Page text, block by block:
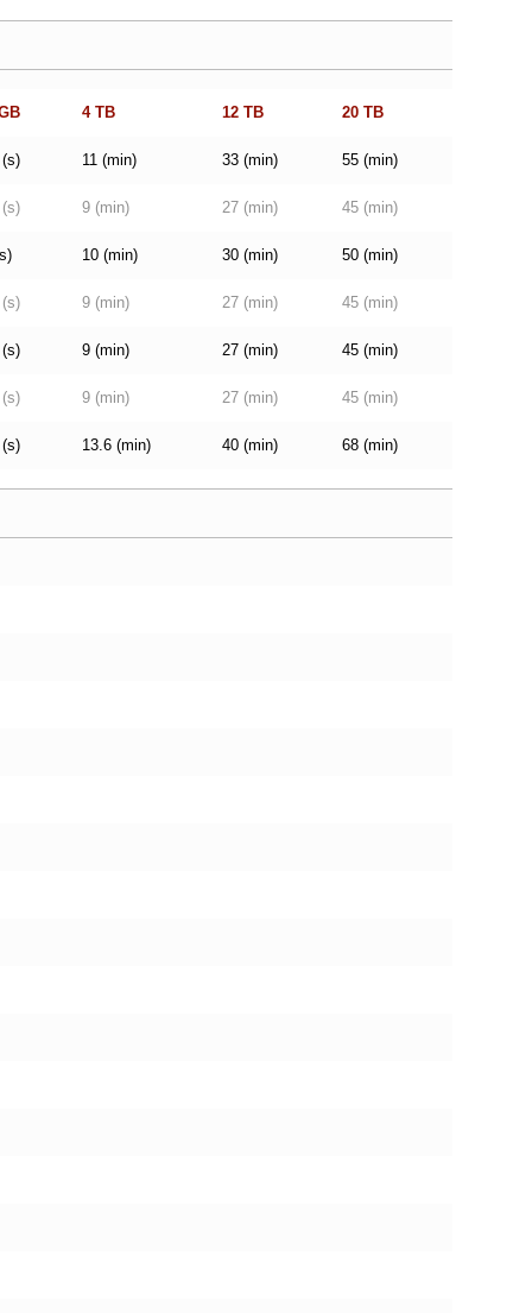
4 TB 12 TB 20 TB
11 (min) 33 (min) 55 (min)
9 (min) 27 (min) 45 (min)
10 (min) 30 (min) 50 (min)
9 (min) 27 (min) 45 (min)
9 (min) 27 (min) 45 (min)
9 (min) 27 (min) 45 (min)
13.6 (min) 40 (min) 68 (min)